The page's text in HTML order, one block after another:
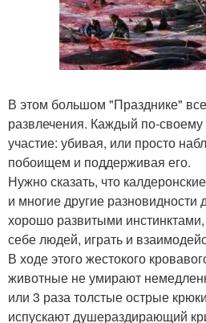
В этом большом "Празднике"
развлечения. Каждый по-
участие: убивая, или просто
побоищем и поддерживая его.
Нужно сказать, что
и многие другие
хорошо развитыми инстинктами,
себе людей, играть и
В ходе этого жестокого
животные не умирают
или 3 раза толстые острые
испускают душераздирающий